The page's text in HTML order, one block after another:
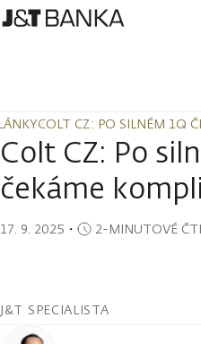
COLT CZ: PO SILNÉM 1Q
COLT CZ: PO SILNÉM 1Q
Colt CZ: Po
čekáme
17. 9. 2025 ・ 2-MINUTOVÉ
J&T SPECIALISTA